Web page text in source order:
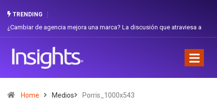
TRENDING
de agencia mejora una marca? La discusión que atraviesa a
Home Medios Porris_1000x543